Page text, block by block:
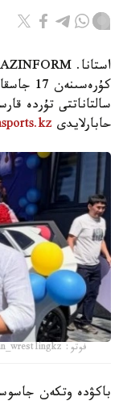
سالتاناتتى تۇردە
حابارلايدى
فوتو: instagram.com/ grekoroman_wrestlingkz